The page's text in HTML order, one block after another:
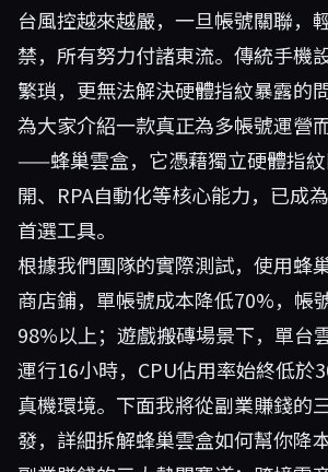
台風控越來越嚴，一旦帳號關聯，
禁，所有努力付諸東流。傳統手機
繁瑣，更無法解決硬體指紋暴露的
為大家介紹一款真正為多帳號運營
——蜂巢雲盒，它憑藉獨立硬體指
開、RPA自動化等核心能力，已成
首選工具。
根據我們團隊的實際測試，使用蜂
商店鋪，單帳號成本降低70%，帳
98%以上；遊戲搬磚場景下，單台
運行16小時，CPU佔用率始終低於
真機環境。下面我將從副業賺錢的
發，詳細拆解蜂巢雲盒如何幫你降